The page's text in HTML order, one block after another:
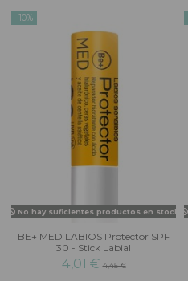
-10%
No hay suficientes productos en stock
BE+ MED LABIOS Protector SPF
30 - Stick Labial
4,01 €4,45 €